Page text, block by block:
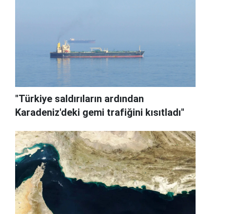
"Türkiye saldırıların ardından
Karadeniz'deki gemi trafiğini kısıtladı"